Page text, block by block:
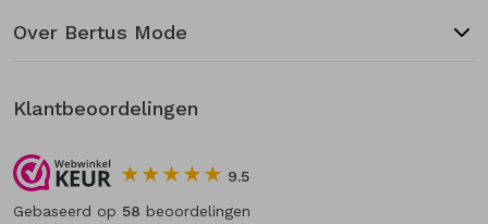
Over Bertus Mode
Klantbeoordelingen
9.5
Gebaseerd op 58 beoordelingen